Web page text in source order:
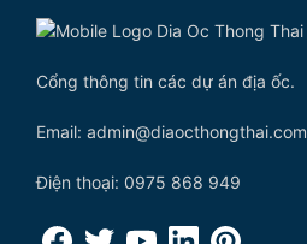
Cổng thông tin các dự án địa ốc.
Email: admin@diaocthongthai.com
Điện thoại: 0975 868 949